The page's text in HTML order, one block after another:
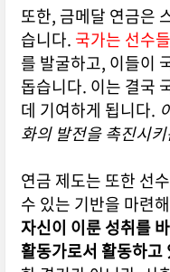
또한, 금메달 연금은
습니다. 국가는 선수
를 발굴하고, 이들이
돕습니다. 이는 결국
데 기여하게 됩니다.
화의 발전을 촉진시
연금 제도는 또한 선
수 있는 기반을 마련
자신이 이룬 성취를
활동가로서 활동하고